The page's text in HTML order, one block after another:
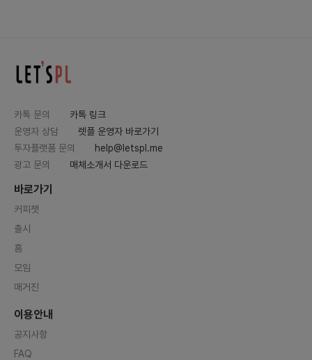
카톡 문의
카톡 링크
운영자 상담
렛플 운영자 바로가기
투자플랫폼 문의
help@letspl.me
광고 문의
매체소개서 다운로드
바로가기
커피챗
출시
홈
모임
매거진
이용안내
공지사항
FAQ